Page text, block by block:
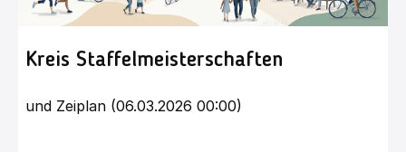
Kreis Staffelmeisterschaften
und Zeiplan (06.03.2026 00:00)